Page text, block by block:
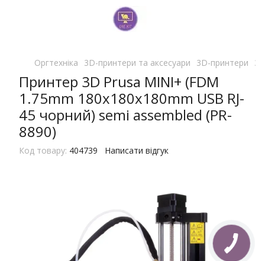
Оргтехніка 3D-принтери та аксесуари 3D-принтери
Принтер 3D Prusa MINI+ (FDM
1.75mm 180x180x180mm USB RJ-
45 чорний) semi assembled (PR-
8890)
Код товару: 404739 Написати відгук